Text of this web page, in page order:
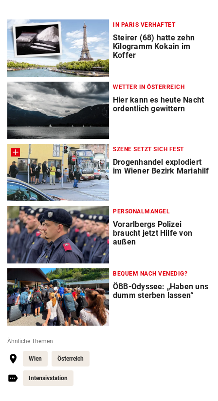
IN PARIS VERHAFTET
Steirer (68) hatte zehn
Kilogramm Kokain im
Koffer
WETTER IN ÖSTERREICH
Hier kann es heute Nacht
ordentlich gewittern
SZENE SETZT SICH FEST
Drogenhandel explodiert
im Wiener Bezirk Mariahilf
PERSONALMANGEL
Vorarlbergs Polizei
braucht jetzt Hilfe von
außen
BEQUEM NACH VENEDIG?
ÖBB-Odyssee: „Haben uns
dumm sterben lassen“
Ähnliche Themen
Wien Österreich
Intensivstation